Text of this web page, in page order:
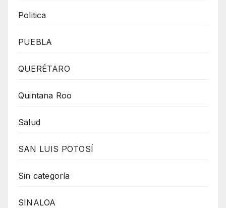
Politica
PUEBLA
QUERÉTARO
Quintana Roo
Salud
SAN LUIS POTOSÍ
Sin categoría
SINALOA